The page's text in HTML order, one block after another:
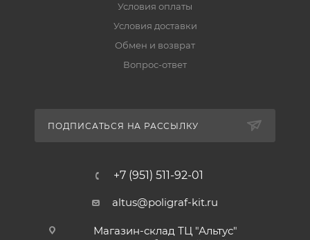
Условия оплаты
Условия доставки
Обмен и возврат
Вопрос-ответ
ПОДПИСАТЬСЯ НА РАССЫЛКУ
+7 (951) 511-92-01
altus@poligraf-kit.ru
Магазин-склад ТЦ "Альтус"